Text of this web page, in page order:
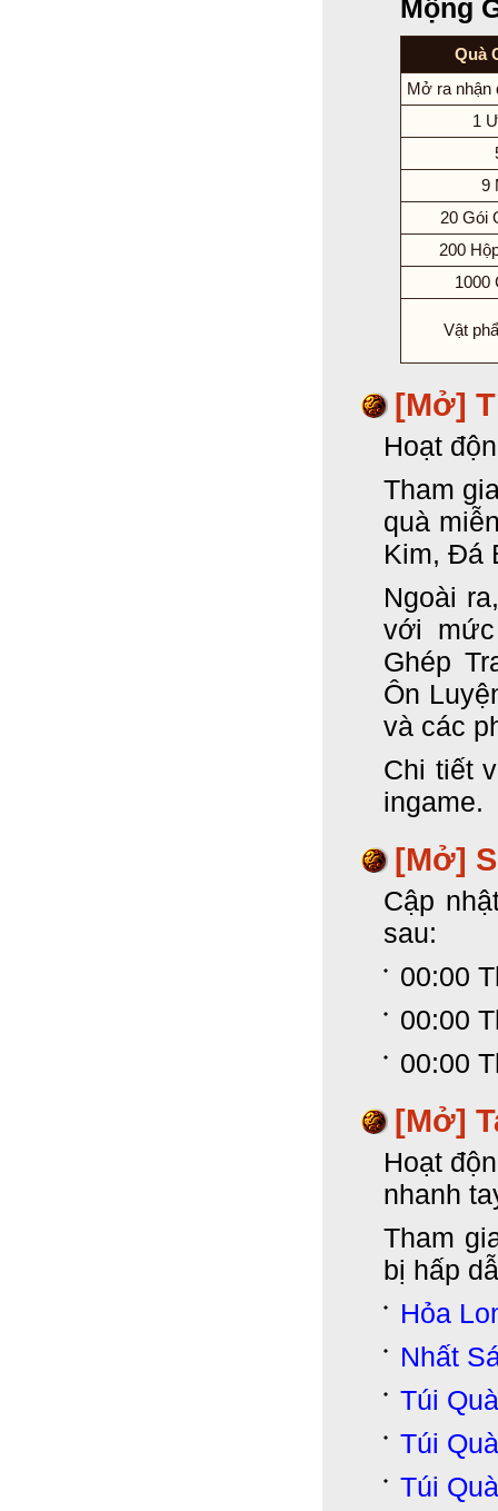
Mộng
Quà
Mở ra nhận
1
9
20 Gói
200
1000
Vật
[Mở]
Hoạt
Tham
quà
Kim, Đá
Ngoài
với
Ghép
Ôn
và các
Chi tiết
ingame.
[Mở]
Cập
sau:
00:00
00:00
00:00
[Mở]
Hoạt
nhanh
Tham
bị hấp
Hỏa
Nhất
Túi
Túi
Túi